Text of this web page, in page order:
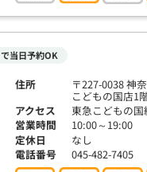
当日予約OK
住所 〒227-0038 神
こどもの国店1
アクセス
東急こどもの
営業時間
10:00～19:00
定休日
なし
電話番号
045-482-7405